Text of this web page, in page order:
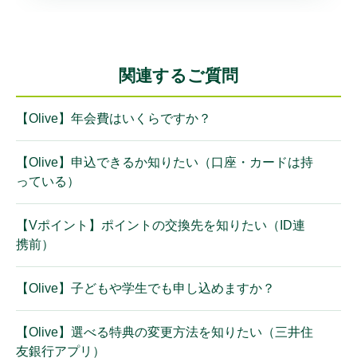
関連するご質問
【Olive】年会費はいくらですか？
【Olive】申込できるか知りたい（口座・カードは持
っている）
【Vポイント】ポイントの交換先を知りたい（ID連
携前）
【Olive】子どもや学生でも申し込めますか？
【Olive】選べる特典の変更方法を知りたい（三井住
友銀行アプリ）